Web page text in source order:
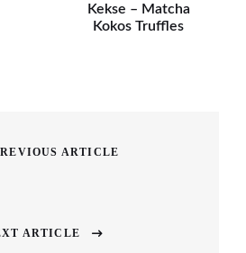
Kekse – Matcha
Kokos Truffles
ARTICLE
ARTICLE